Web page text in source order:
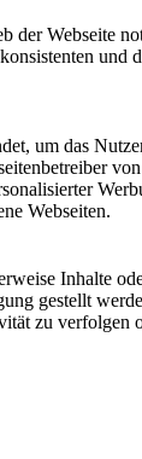
der Webseite
und
um das
Webseiten.
Inhalte
gestellt
zu verfolgen